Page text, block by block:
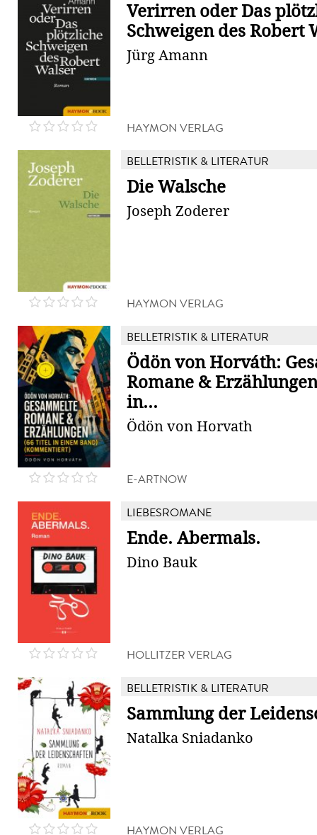
Verirren oder Das
Schweigen des Robert
Jürg Amann
HAYMON VERLAG
BELLETRISTIK & LITERATUR
Die Walsche
Joseph Zoderer
HAYMON VERLAG
BELLETRISTIK & LITERATUR
Ödön von Horváth:
Romane &
in...
Ödön von Horvath
E-ARTNOW
LIEBESROMANE
Ende. Abermals.
Dino Bauk
HOLLITZER VERLAG
BELLETRISTIK & LITERATUR
Sammlung der
Natalka Sniadanko
HAYMON VERLAG